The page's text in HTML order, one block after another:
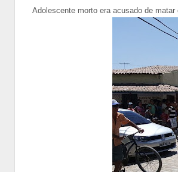
Adolescente morto era acusado de matar